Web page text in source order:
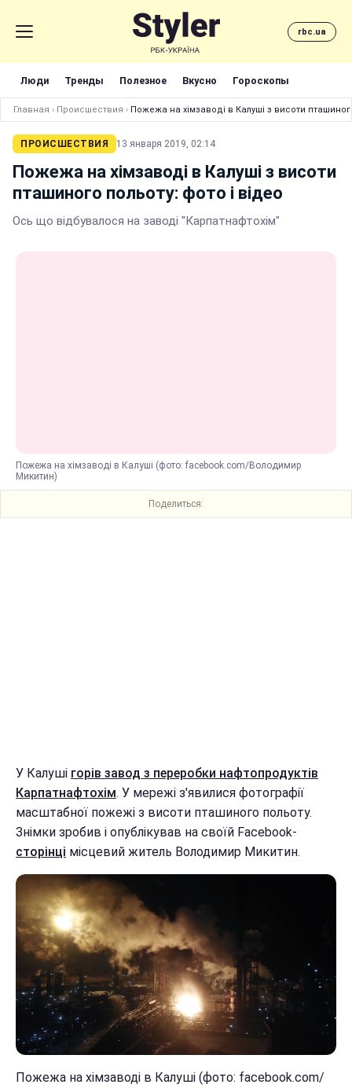
rbc.ua
Люди Тренды Полезное Вкусно Гороскопы
Главная › Происшествия › Пожежа на хімзаводі в Калуші з висоти
ПРОИСШЕСТВИЯ 13 января 2019, 02:14
Пожежа на хімзаводі в Калуші з висоти
пташиного польоту: фото і відео
Ось що відбувалося на заводі "Карпатнафтохім"
Пожежа на хімзаводі в Калуші (фото: facebook.com/Володимир
Микитин)
Поделиться:
У Калуші горів завод з переробки нафтопродуктів
Карпатнафтохім. У мережі з'явилися фотографії
масштабної пожежі з висоти пташиного польоту.
Знімки зробив і опублікував на своїй Facebook-
сторінці місцевий житель Володимир Микитин.
Пожежа на хімзаводі в Калуші (фото: facebook.com/